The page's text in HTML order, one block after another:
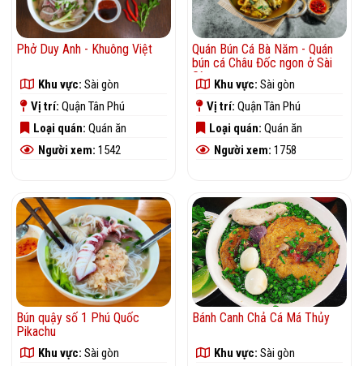
Phở Duy Anh - Khuông Việt
Khu vực: Sài gòn
Vị trí: Quận Tân Phú
Loại quán: Quán ăn
Người xem: 1542
Quán Bún Cá Bà Năm - Quán
bún cá Châu Đốc ngon ở Sài
Gòn Khu vực: Sài gòn
Vị trí: Quận Tân Phú
Loại quán: Quán ăn
Người xem: 1758
Bún quậy số 1 Phú Quốc
Pikachu
Khu vực: Sài gòn
Bánh Canh Chả Cá Má Thủy
Khu vực: Sài gòn